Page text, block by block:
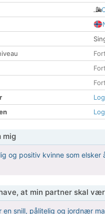
mig
og positiv kvinne som
at min partner skal
en snill, pålitelig og jordnær